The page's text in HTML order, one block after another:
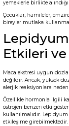
yemeklerle birlikte
Çocuklar, hamileler,
bireyler mutlaka
Etkileri ve
Maca ekstresi uygun
değildir. Ancak, yüksek
alerjik reaksiyonlara
Özellikle hormonla ilgili
östrojen benzeri etki
kullanılmalıdır. Lepidyum
etkileşime girebilmektedir.